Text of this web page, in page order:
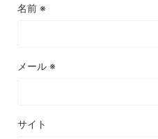
名前 ※
メール ※
サイト